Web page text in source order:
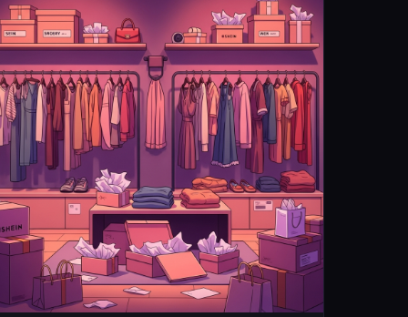
التي تتطور فيه المناطق وتوقع الفرص الممكنة للمستقبل والميزات الحالية
الموجودة في كل منطقة. لذلك فان طريقة عمل هذا التطبيق ستكون ان
يدخل الشخص التطبيق يجي موقعه على الخارطة ويكبس زر قييم الارض من
حولي،، ويبدأ يشتغل التطبيق ثم يرجع له في رسم على الخارطة في افضل
الاماكن الحالية والمستقبلية ولماذا هي مميرة